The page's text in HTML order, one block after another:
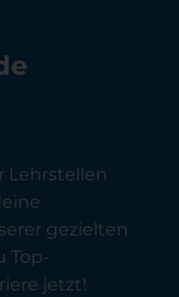
Lehrstellen
gezielten
Top-
jetzt!